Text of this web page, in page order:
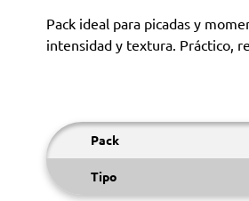
Pack ideal para picadas y
intensidad y textura. Práctico,
Pack
Tipo